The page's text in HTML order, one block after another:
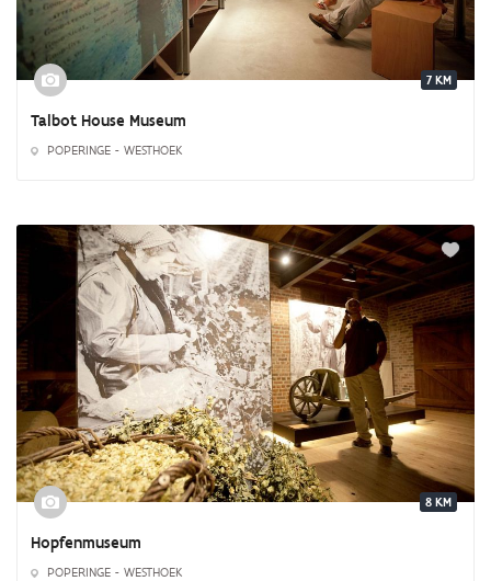
7 KM
Talbot House Museum
POPERINGE - WESTHOEK
8 KM
Hopfenmuseum
POPERINGE - WESTHOEK